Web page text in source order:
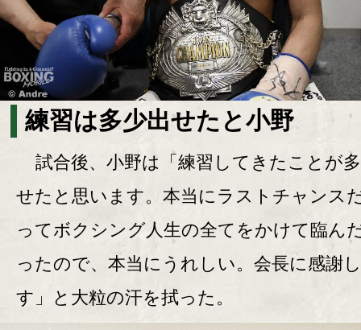
練習は多少出せたと小野
試合後、小野は「練習してきたことが
せたと思います。本当にラストチャンス
ってボクシング人生の全てをかけて臨ん
ったので、本当にうれしい。会長に感謝
す」と大粒の汗を拭った。